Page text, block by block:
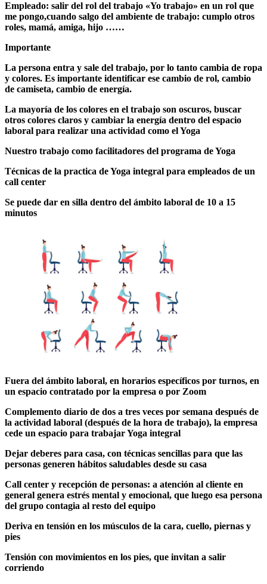
Empleado: salir del rol del trabajo «Yo trabajo» en un rol que
me pongo,cuando salgo del ambiente de trabajo: cumplo otros
roles, mamá, amiga, hijo ……
Importante
La persona entra y sale del trabajo, por lo tanto cambia de ropa
y colores. Es importante identificar ese cambio de rol, cambio
de camiseta, cambio de energía.
La mayoría de los colores en el trabajo son oscuros, buscar
otros colores claros y cambiar la energía dentro del espacio
laboral para realizar una actividad como el Yoga
Nuestro trabajo como facilitadores del programa de Yoga
Técnicas de la practica de Yoga integral para empleados de un
call center
Se puede dar en silla dentro del ámbito laboral de 10 a 15
minutos
Fuera del ámbito laboral, en horarios específicos por turnos, en
un espacio contratado por la empresa o por Zoom
Complemento diario de dos a tres veces por semana después de
la actividad laboral (después de la hora de trabajo), la empresa
cede un espacio para trabajar Yoga integral
Dejar deberes para casa, con técnicas sencillas para que las
personas generen hábitos saludables desde su casa
Call center y recepción de personas: a atención al cliente en
general genera estrés mental y emocional, que luego esa persona
del grupo contagia al resto del equipo
Deriva en tensión en los músculos de la cara, cuello, piernas y
pies
Tensión con movimientos en los pies, que invitan a salir
corriendo